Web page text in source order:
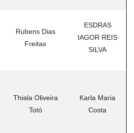
Rubens Dias
Freitas
ESDRAS
IAGOR REIS
SILVA
Thiala Oliveira
Totó
Karla Maria
Costa